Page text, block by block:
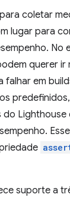
coletar
lugar para
No
querer ir
em
suporte a